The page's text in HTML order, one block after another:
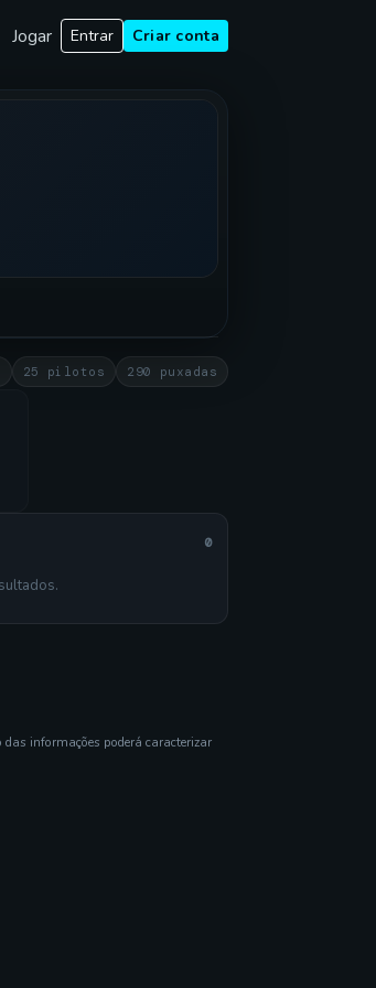
Jogar Entrar Criar conta
25 pilotos 290 puxadas
0
informações poderá caracterizar